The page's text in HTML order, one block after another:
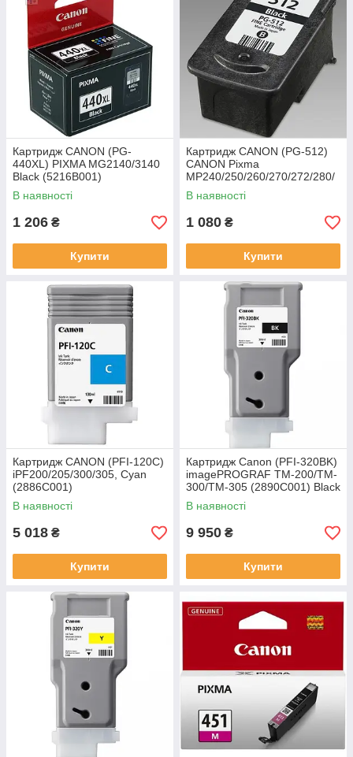
Картридж CANON (PG-
440XL) PIXMA MG2140/3140
Black (5216B001)
В наявності
1 206 ₴
Купити
Картридж CANON (PG-512)
CANON Pixma
MP240/250/260/270/272/280/
490/492/495/MX320/330
(2969B007)
В наявності
1 080 ₴
Купити
Картридж CANON (PFI-120C)
iPF200/205/300/305, Cyan
(2886C001)
В наявності
5 018 ₴
Купити
Картридж Canon (PFI-320BK)
imagePROGRAF TM-200/TM-
300/TM-305 (2890C001) Black
В наявності
9 950 ₴
Купити